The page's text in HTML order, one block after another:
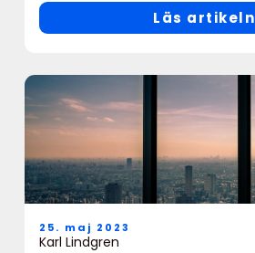
Läs artikeln
25. maj 2023
Karl Lindgren